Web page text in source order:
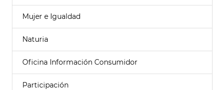
Mujer e Igualdad
Naturia
Oficina Información Consumidor
Participación